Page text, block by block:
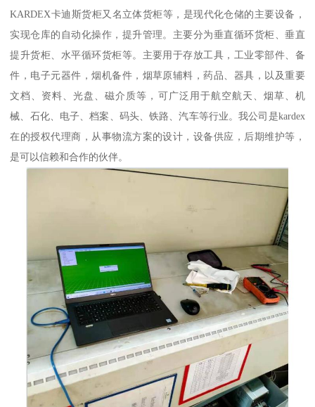
KARDEX卡迪斯货柜又名立体货柜等，是现代化仓储的主要设备，
实现仓库的自动化操作，提升管理。主要分为垂直循环货柜、垂直
提升货柜、水平循环货柜等。主要用于存放工具，工业零部件、备
件，电子元器件，烟机备件，烟草原辅料，药品、器具，以及重要
文档、资料、光盘、磁介质等，可广泛用于航空航天、烟草、机
械、石化、电子、档案、码头、铁路、汽车等行业。我公司是kardex
在的授权代理商，从事物流方案的设计，设备供应，后期维护等，
是可以信赖和合作的伙伴。